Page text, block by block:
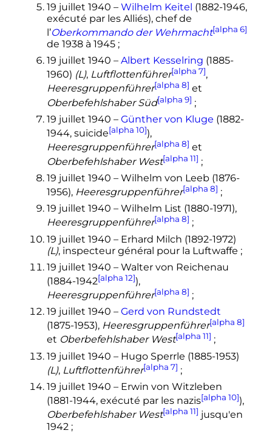
19 juillet 1940 – Wilhelm Keitel (1882-1946,
exécuté par les Alliés), chef de
l’Oberkommando der Wehrmacht[alpha 6]
de 1938 à 1945 ;
19 juillet 1940 – Albert Kesselring (1885-
1960) (L), Luftflottenführer[alpha 7],
Heeresgruppenführer[alpha 8] et
Oberbefehlshaber Süd[alpha 9] ;
19 juillet 1940 – Günther von Kluge (1882-
1944, suicide[alpha 10]),
Heeresgruppenführer[alpha 8] et
Oberbefehlshaber West[alpha 11] ;
19 juillet 1940 – Wilhelm von Leeb (1876-
1956), Heeresgruppenführer[alpha 8] ;
19 juillet 1940 – Wilhelm List (1880-1971),
Heeresgruppenführer[alpha 8] ;
19 juillet 1940 – Erhard Milch (1892-1972)
(L), inspecteur général pour la Luftwaffe ;
19 juillet 1940 – Walter von Reichenau
(1884-1942[alpha 12]),
Heeresgruppenführer[alpha 8] ;
19 juillet 1940 – Gerd von Rundstedt
(1875-1953), Heeresgruppenführer[alpha 8]
et Oberbefehlshaber West[alpha 11] ;
19 juillet 1940 – Hugo Sperrle (1885-1953)
(L), Luftflottenführer[alpha 7] ;
19 juillet 1940 – Erwin von Witzleben
(1881-1944, exécuté par les nazis[alpha 10]),
Oberbefehlshaber West[alpha 11] jusqu'en
1942 ;